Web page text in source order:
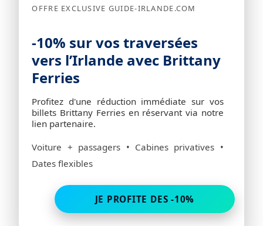
OFFRE EXCLUSIVE GUIDE-IRLANDE.COM
-10% sur vos traversées
vers l’Irlande avec Brittany
Ferries
Profitez d'une réduction immédiate sur vos
billets Brittany Ferries en réservant via notre
lien partenaire.
Voiture + passagers • Cabines privatives •
Dates flexibles
JE PROFITE DES -10%